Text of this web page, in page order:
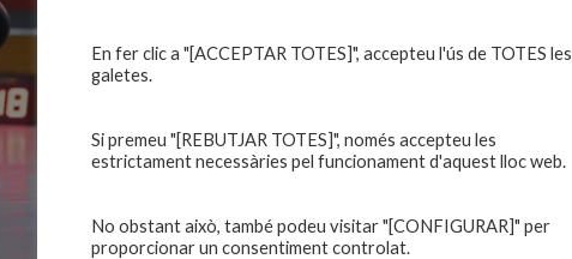
En fer clic a "[ACCEPTAR TOTES]", accepteu l'ús de TOTES les
galetes.
Si premeu "[REBUTJAR TOTES]", només accepteu les
estrictament necessàries pel funcionament d'aquest lloc web.
No obstant això, també podeu visitar "[CONFIGURAR]" per
proporcionar un consentiment controlat.